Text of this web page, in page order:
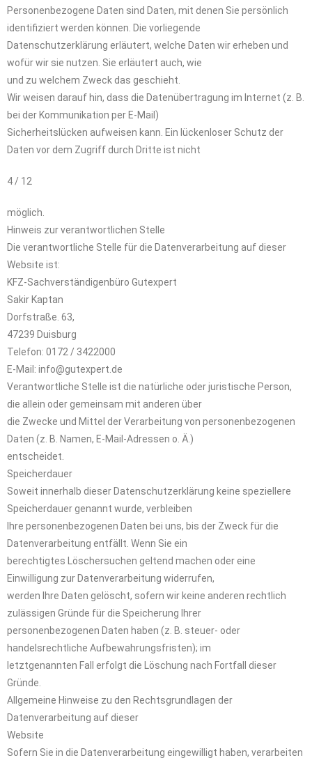
Personenbezogene Daten sind Daten, mit denen Sie persönlich
identifiziert werden können. Die vorliegende
Datenschutzerklärung erläutert, welche Daten wir erheben und
wofür wir sie nutzen. Sie erläutert auch, wie
und zu welchem Zweck das geschieht.
Wir weisen darauf hin, dass die Datenübertragung im Internet (z. B.
bei der Kommunikation per E-Mail)
Sicherheitslücken aufweisen kann. Ein lückenloser Schutz der
Daten vor dem Zugriff durch Dritte ist nicht
4 / 12
möglich.
Hinweis zur verantwortlichen Stelle
Die verantwortliche Stelle für die Datenverarbeitung auf dieser
Website ist:
KFZ-Sachverständigenbüro Gutexpert
Sakir Kaptan
Dorfstraße. 63,
47239 Duisburg
Telefon: 0172 / 3422000
E-Mail: info@gutexpert.de
Verantwortliche Stelle ist die natürliche oder juristische Person,
die allein oder gemeinsam mit anderen über
die Zwecke und Mittel der Verarbeitung von personenbezogenen
Daten (z. B. Namen, E-Mail-Adressen o. Ä.)
entscheidet.
Speicherdauer
Soweit innerhalb dieser Datenschutzerklärung keine speziellere
Speicherdauer genannt wurde, verbleiben
Ihre personenbezogenen Daten bei uns, bis der Zweck für die
Datenverarbeitung entfällt. Wenn Sie ein
berechtigtes Löschersuchen geltend machen oder eine
Einwilligung zur Datenverarbeitung widerrufen,
werden Ihre Daten gelöscht, sofern wir keine anderen rechtlich
zulässigen Gründe für die Speicherung Ihrer
personenbezogenen Daten haben (z. B. steuer- oder
handelsrechtliche Aufbewahrungsfristen); im
letztgenannten Fall erfolgt die Löschung nach Fortfall dieser
Gründe.
Allgemeine Hinweise zu den Rechtsgrundlagen der
Datenverarbeitung auf dieser
Website
Sofern Sie in die Datenverarbeitung eingewilligt haben, verarbeiten